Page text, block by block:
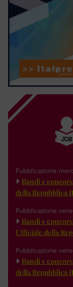
Pubblicazione:
Bandi e
della Repubblica
Pubblicazione:
Bandi e
Ufficiale della
Pubblicazione:
Bandi e
della Repubblica